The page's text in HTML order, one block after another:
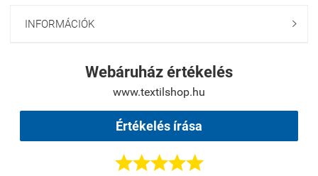
INFORMÁCIÓK 
Webáruház értékelés
www.textilshop.hu
Értékelés írása
